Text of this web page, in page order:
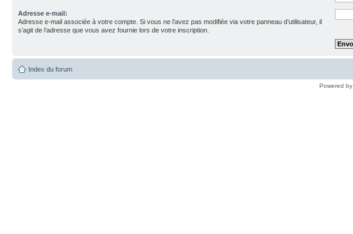
Adresse e-mail:
Adresse e-mail associée à votre compte. Si vous ne l’avez pas modifiée via votre panneau d’utilisateur, il
s’agit de l’adresse que vous avez fournie lors de votre inscription.
Index du forum
Powered by